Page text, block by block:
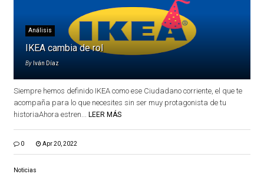
Análisis
IKEA cambia de rol
By Iván Díaz
Siempre hemos definido IKEA como ese Ciudadano corriente, el que te
acompaña para lo que necesites sin ser muy protagonista de tu
historiaAhora estren...
LEER MÁS
0 Apr 20, 2022
Noticias